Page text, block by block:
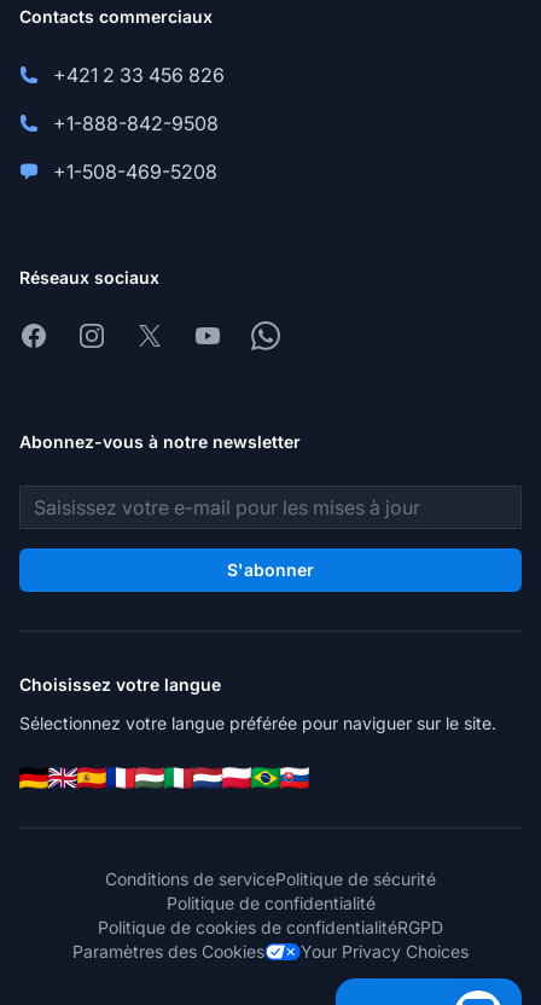
Contacts commerciaux
+421 2 33 456 826
+1-888-842-9508
+1-508-469-5208
Réseaux sociaux
FacebookInstagram
X YoutubeWhatsapp
Abonnez-vous à notre newsletter
Adresse e-mail
S'abonner
Choisissez votre langue
Sélectionnez votre langue préférée pour naviguer sur le site.
Conditions de servicePolitique de sécurité
Politique de confidentialité
Politique de cookies de confidentialitéRGPD
Paramètres des Cookies
Your Privacy Choices